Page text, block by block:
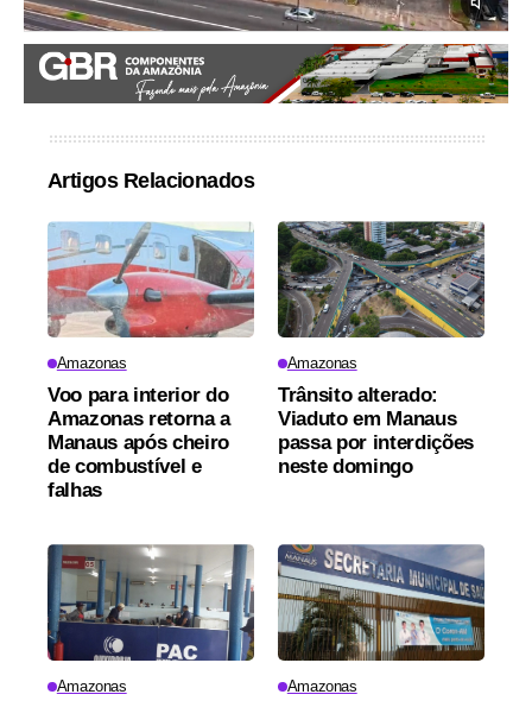
Artigos Relacionados
Amazonas
Voo para interior do
Amazonas retorna a
Manaus após cheiro
de combustível e
falhas
Amazonas
Trânsito alterado:
Viaduto em Manaus
passa por interdições
neste domingo
Amazonas Amazonas